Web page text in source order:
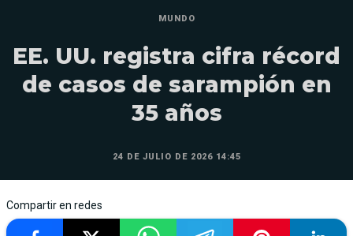
MUNDO
EE. UU. registra cifra récord
de casos de sarampión en
35 años
24 DE JULIO DE 2026 14:45
Compartir en redes